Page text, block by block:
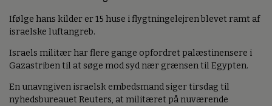
Ifølge hans kilder er 15 huse i flygtningelejren blevet ramt af
israelske luftangreb.
Israels militær har flere gange opfordret palæstinensere i
Gazastriben til at søge mod syd nær grænsen til Egypten.
En unavngiven israelsk embedsmand siger tirsdag til
nyhedsbureauet Reuters, at militæret på nuværende